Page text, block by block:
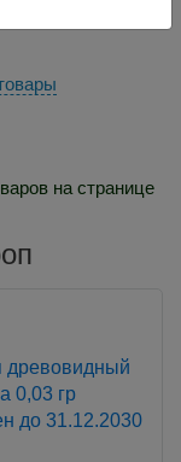
на странице
древовидный
0,03 гр
до 31.12.2030